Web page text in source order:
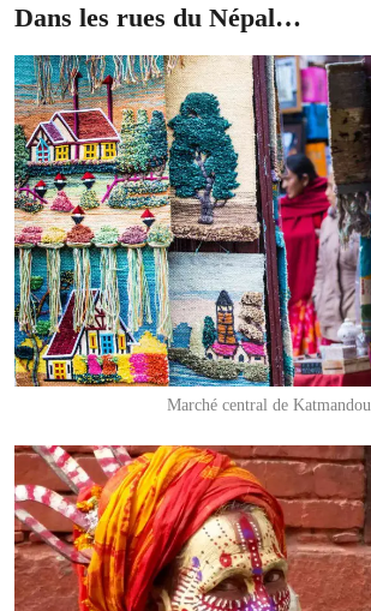
Dans les rues du Népal…
Marché central de Katmandou